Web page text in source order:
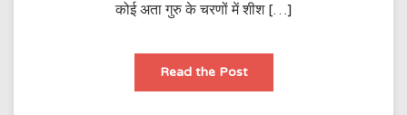
कोई अता गुरु के चरणों में शीश […]
Read the Postगुरु